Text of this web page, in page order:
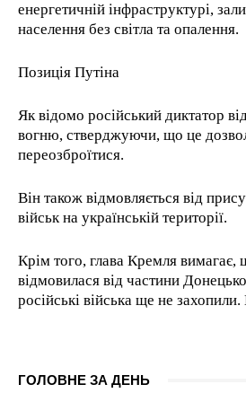
енергетичній інфраструктурі,
населення без світла та опалення.
Позиція Путіна
Як відомо російський диктатор
вогню, стверджуючи, що це
переозброїтися.
Він також відмовляється від
військ на українській території.
Крім того, глава Кремля вимагає,
відмовилася від частини
російські війська ще не
ГОЛОВНЕ ЗА ДЕНЬ